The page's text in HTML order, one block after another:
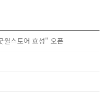
윌스토어 효성" 오픈